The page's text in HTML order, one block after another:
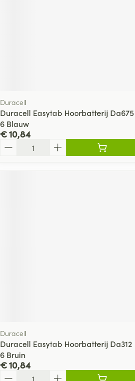
Duracell
Duracell Easytab Hoorbatterij Da675
6 Blauw
€ 10,84
Duracell
Duracell Easytab Hoorbatterij Da312
6 Bruin
€ 10,84